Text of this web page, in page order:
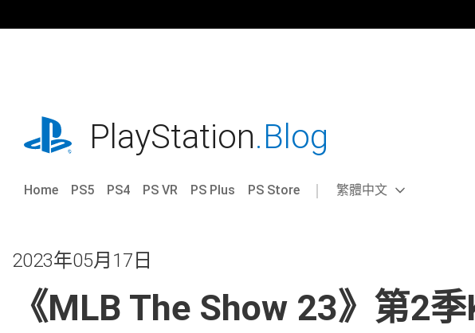
往
playstation.comPlayStation.Blog
Home PS5 PS4 PS VR PS Plus PS Store
Select
Current
繁體中文
2023年05月17日
《MLB The Show 23》第2